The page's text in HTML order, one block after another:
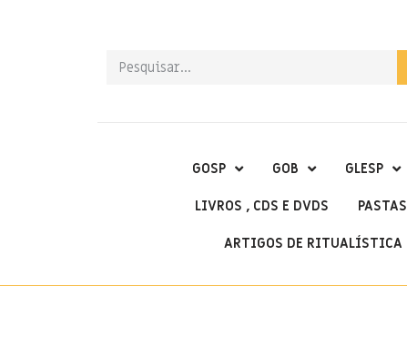
GOSP GOB GLESP
LIVROS , CDS E DVDS PASTAS
ARTIGOS DE RITUALÍSTICA